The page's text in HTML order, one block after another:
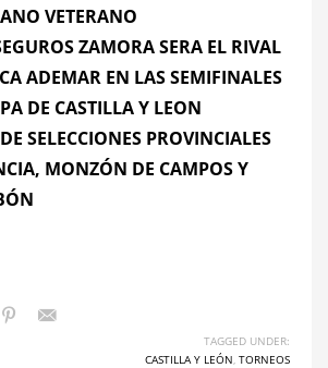
VETERANO
ZAMORA SERA EL RIVAL
ADEMAR EN LAS SEMIFINALES
DE CASTILLA Y LEON
SELECCIONES PROVINCIALES
MONZÓN DE CAMPOS Y
TAGGED UNDER:
CASTILLA Y LEÓN TORNEOS